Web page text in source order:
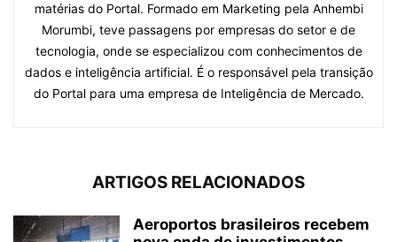
matérias do Portal. Formado em Marketing pela Anhembi
Morumbi, teve passagens por empresas do setor e de
tecnologia, onde se especializou com conhecimentos de
dados e inteligência artificial. É o responsável pela transição
do Portal para uma empresa de Inteligência de Mercado.
ARTIGOS RELACIONADOS
Aeroportos brasileiros recebem